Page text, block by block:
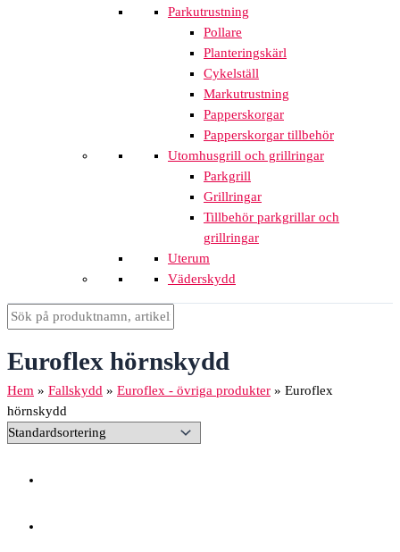
Parkutrustning
Pollare
Planteringskärl
Cykelställ
Markutrustning
Papperskorgar
Papperskorgar tillbehör
Utomhusgrill och grillringar
Parkgrill
Grillringar
Tillbehör parkgrillar och
grillringar
Uterum
Väderskydd
Euroflex hörnskydd
Hem » Fallskydd » Euroflex - övriga produkter » Euroflex
hörnskydd